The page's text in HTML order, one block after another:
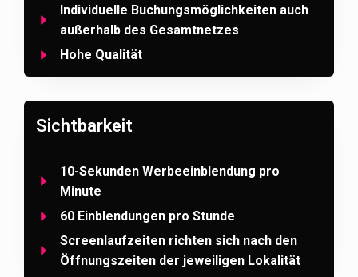
Individuelle Buchungsmöglichkeiten auch
außerhalb des Gesamtnetzes
Hohe Qualität
Sichtbarkeit
10-Sekunden Werbeeinblendung pro
Minute
60 Einblendungen pro Stunde
Screenlaufzeiten richten sich nach den
Öffnungszeiten der jeweiligen Lokalität